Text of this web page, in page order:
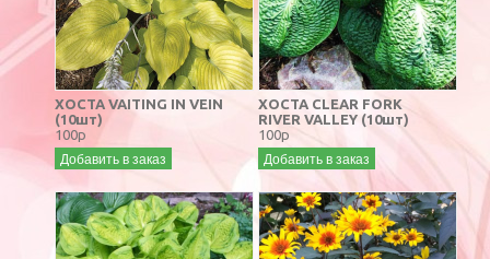
ХОСТА VAITING IN VEIN
(10шт)
100р
Добавить в заказ
ХОСТА CLEAR FORK
RIVER VALLEY (10шт)
100р
Добавить в заказ